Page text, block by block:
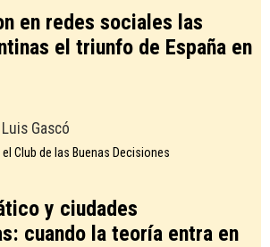
en redes sociales las
el triunfo de España en
Gascó
el Club de las Buenas Decisiones
y ciudades
cuando la teoría entra en